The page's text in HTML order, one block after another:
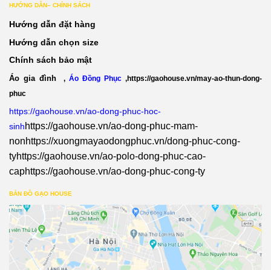
HƯỚNG DẪN– CHÍNH SÁCH
Hướng dẫn đặt hàng
Hướng dẫn chọn size
Chính sách bảo mật
Áo gia đình , Áo Đồng Phục ,https://gaohouse.vn/may-ao-thun-dong-
phuc
https://gaohouse.vn/ao-dong-phuc-hoc-
sinhhttps://gaohouse.vn/ao-dong-phuc-mam-
nonhttps://xuongmayaodongphuc.vn/dong-phuc-cong-
tyhttps://gaohouse.vn/ao-polo-dong-phuc-cao-
caphttps://gaohouse.vn/ao-dong-phuc-cong-ty
BẢN ĐỒ GẠO HOUSE